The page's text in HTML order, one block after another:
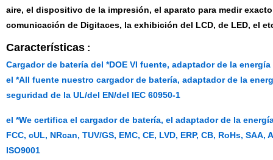
aire, el dispositivo de la impresión, el aparato para medir
comunicación de Digitaces, la exhibición del LCD, de LED, el
Características:
Cargador de batería del *DOE VI fuente, adaptador de la
el *All fuente nuestro cargador de batería, adaptador de la
seguridad de la UL/del EN/del IEC 60950-1
el *We certifica el cargador de batería, el adaptador de la
FCC, cUL, NRcan, TUV/GS, EMC, CE, LVD, ERP, CB, RoHs,
ISO9001